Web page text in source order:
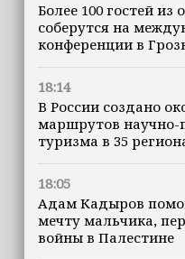
Более 100 гостей из
соберутся на
конференции в
18:14
В России создано
маршрутов научно-
туризма в 35
18:05
Адам Кадыров
мечту мальчика,
войны в Палестине